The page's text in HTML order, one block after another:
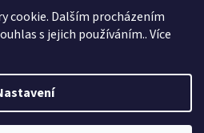
cookie. Dalším procházením
s jejich používáním.. Více
Vytvořil Shoptet